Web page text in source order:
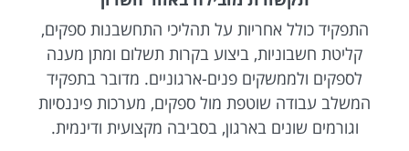
התפקיד כולל אחריות על תהליכי התחשבנות ספקים,
קליטת חשבוניות, ביצוע בקרות תשלום ומתן מענה
לספקים ולממשקים פנים-ארגוניים. מדובר בתפקיד
המשלב עבודה שוטפת מול ספקים, מערכות פיננסיות
וגורמים שונים בארגון, בסביבה מקצועית ודינמית.